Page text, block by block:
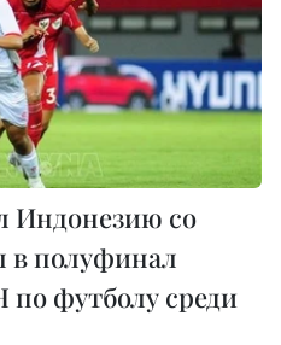
Индонезию со
в полуфинал
футболу среди